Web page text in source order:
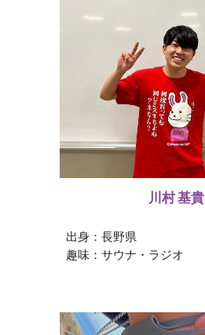
川村 基貴
出身：長野県
趣味：サウナ・ラジオ